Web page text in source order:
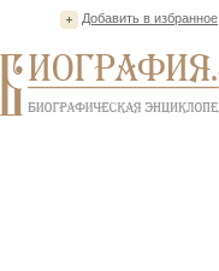
Добавить в избранное